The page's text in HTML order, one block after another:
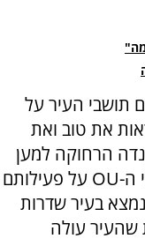
תושבי העיר על
את טוב ואת
הרחוקה למען
אחיהם שבישראל". דוידי הודה לאנשי ה-OU על פעילותם
רבת השנים בעיר ואמר ארגון ה-OU נמצא בעיר שדרות
שהעיר עולה